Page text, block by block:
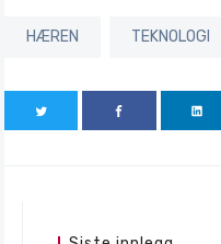
HÆREN TEKNOLOGI